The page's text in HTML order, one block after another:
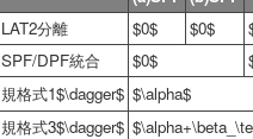
LAT2分離
$0$ $0$
SPF/DPF統合
$0$
規格式1$\dagger$ $\alpha$
規格式3$\dagger$